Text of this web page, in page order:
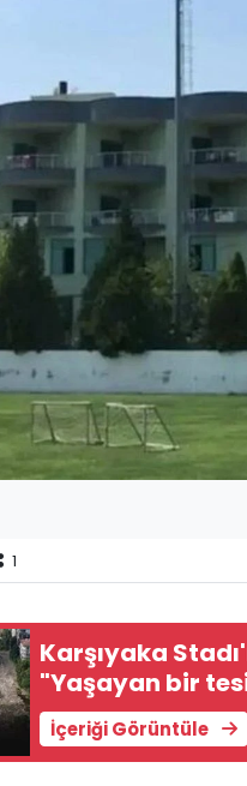
1
Karşıyaka
"Yaşayan bir
İçeriği Görüntüle